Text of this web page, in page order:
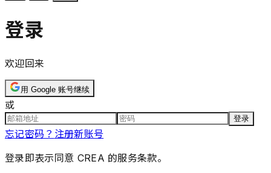
登录
欢迎回来
用 Google 账号继续
或
登录
忘记密码？ 注册新账号
登录即表示同意 CREA 的服务条款。